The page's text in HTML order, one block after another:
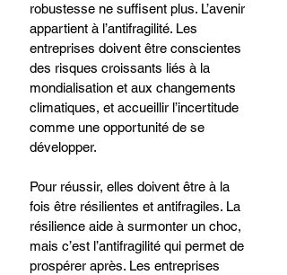
robustesse ne suffisent plus. L’avenir
appartient à l’antifragilité. Les
entreprises doivent être conscientes
des risques croissants liés à la
mondialisation et aux changements
climatiques, et accueillir l’incertitude
comme une opportunité de se
développer.
Pour réussir, elles doivent être à la
fois être résilientes et antifragiles. La
résilience aide à surmonter un choc,
mais c’est l’antifragilité qui permet de
prospérer après. Les entreprises